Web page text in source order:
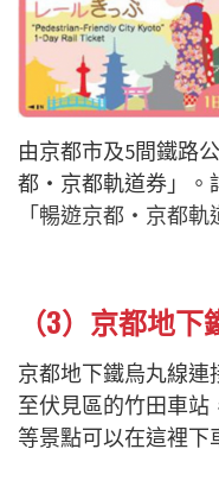
由京都市及5間鐵路
都・京都軌道券」。
「暢遊京都・京都軌
（3）京都地
京都地下鐵烏丸線
至伏見區的竹田車
等景點可以在這裡下